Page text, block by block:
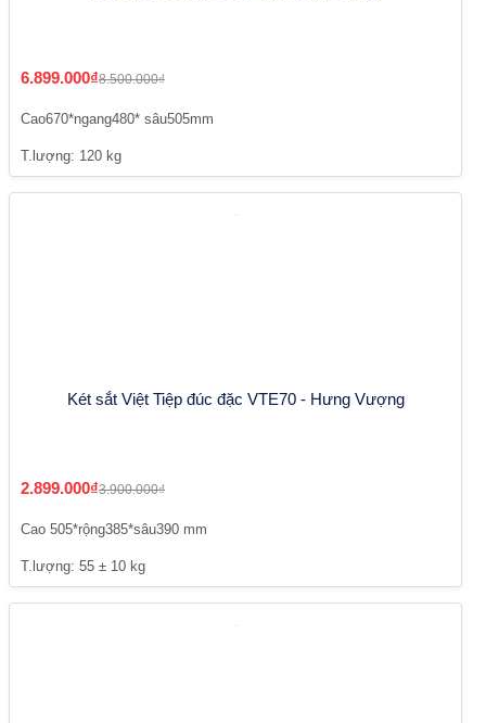
6.899.000₫8.500.000₫
Cao670*ngang480* sâu505mm
T.lượng: 120 kg
Két sắt Việt Tiệp đúc đặc VTE70 - Hưng Vượng
2.899.000₫3.900.000₫
Cao 505*rộng385*sâu390 mm
T.lượng: 55 ± 10 kg